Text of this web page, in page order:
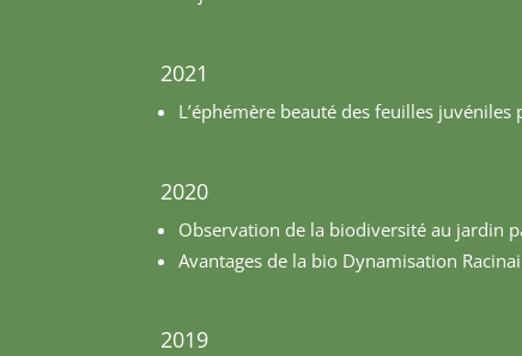
2021
L’éphémère beauté des feuilles juvéniles
2020
Observation de la biodiversité au jardin
Avantages de la bio Dynamisation
2019